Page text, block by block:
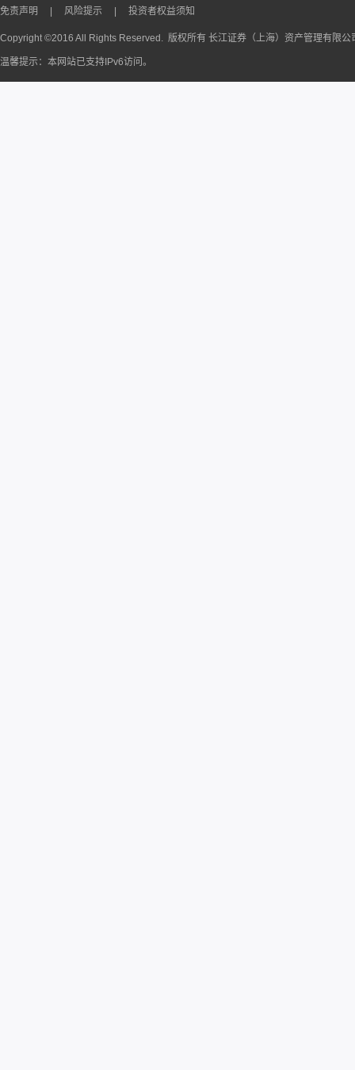
免责声明 风险提示 投资者权益须知
Copyright ©2016 All Rights Reserved. 版权所有 长江证券（上海）资产管理有限
温馨提示：本网站已支持IPv6访问。